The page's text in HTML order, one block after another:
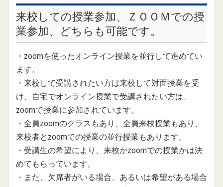
2023年、12月開講入門クラスの募集を開始しました。
2023.10.07
2023年、11月開講入門クラスの募集を開始しました。
2023.09.01
2023年、10月開講入門クラスの募集を開始しました。
2023.07.06
８月開講、中級クラスの募集を開始しました。
2023.07.04
８月開講入門クラスの募集を開始しました。
2023.05.18
山口綾音さんからの韓国通信（第２回）が届きました。
来校しての授業参加、ＺＯＯＭでの授
業参加、どちらも可能です。
・zoomを使ったオンライン授業を並行して進めてい
ます。
・来校して受講されたい方は来校して対面授業を受
け、自宅でオンライン授業で受講されたい方は、
zoomで授業に参加されています。
・全員zoomのクラスもあり、全員来校授業もあり、
来校者とzoomでの授業の並行授業もあります。
・受講生の希望により、来校かzoomでの授業かは決
めてもらっています。
・また、欠席者がいる場合、あるいは希望がある場合